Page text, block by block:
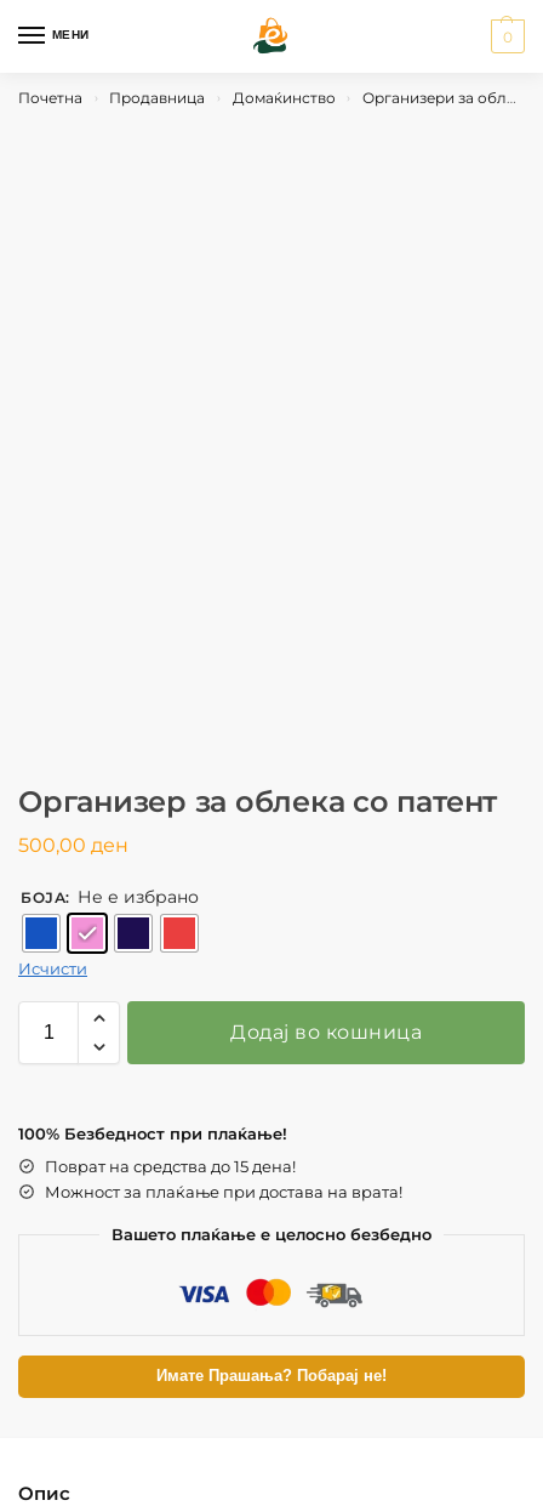
МЕНИ 0
Почетна › Продавница › Домаќинство › Организери за облека
Организер за облека со патент
500,00 ден
БОЈА: Не е избрано
Исчисти
Додај во кошница
100% Безбедност при плаќање!
Поврат на средства до 15 дена!
Можност за плаќање при достава на врата!
Вашето плаќање е целосно безбедно
Имате Прашања? Побарај не!
Опис